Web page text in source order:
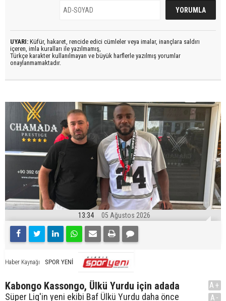
UYARI: Küfür, hakaret, rencide edici cümleler veya imalar, inançlara saldırı
içeren, imla kuralları ile yazılmamış,
Türkçe karakter kullanılmayan ve büyük harflerle yazılmış yorumlar
onaylanmamaktadır.
13:34 05 Ağustos 2026
Haber Kaynağı SPOR YENİ
Kabongo Kassongo, Ülkü Yurdu için adada
Süper Lig'in yeni ekibi Baf Ülkü Yurdu daha önce
A+
A-